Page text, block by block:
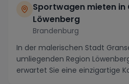
Sportwagen mieten in
Löwenberg
Brandenburg
In der malerischen Stadt
umliegenden Region
erwartet Sie eine einzigartige